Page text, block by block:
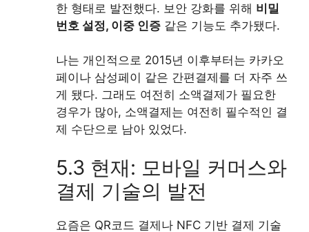
한 형태로 발전했다. 보안 강화를 위해 비밀
번호 설정, 이중 인증 같은 기능도 추가됐다.
나는 개인적으로 2015년 이후부터는 카카오
페이나 삼성페이 같은 간편결제를 더 자주 쓰
게 됐다. 그래도 여전히 소액결제가 필요한
경우가 많아, 소액결제는 여전히 필수적인 결
제 수단으로 남아 있었다.
5.3 현재: 모바일 커머스와
결제 기술의 발전
요즘은 QR코드 결제나 NFC 기반 결제 기술